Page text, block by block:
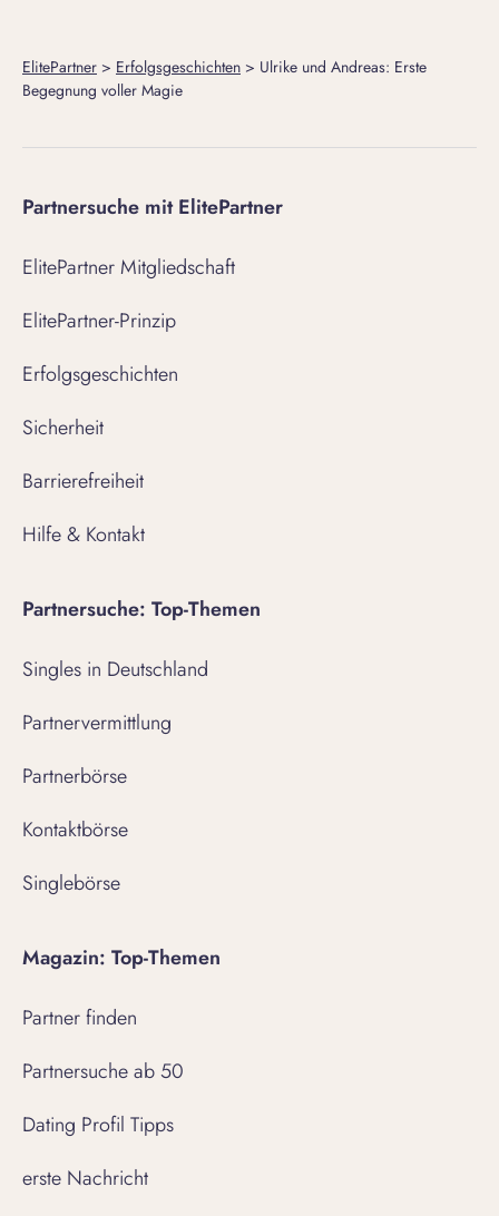
ElitePartner > Erfolgsgeschichten > Ulrike und Andreas: Erste
Begegnung voller Magie
Partnersuche mit ElitePartner
ElitePartner Mitgliedschaft
ElitePartner-Prinzip
Erfolgsgeschichten
Sicherheit
Barrierefreiheit
Hilfe & Kontakt
Partnersuche: Top-Themen
Singles in Deutschland
Partnervermittlung
Partnerbörse
Kontaktbörse
Singlebörse
Magazin: Top-Themen
Partner finden
Partnersuche ab 50
Dating Profil Tipps
erste Nachricht